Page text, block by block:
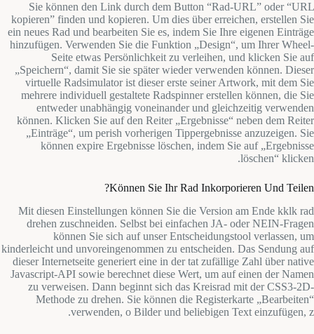
Sie können den Link durch dem Button “Rad-URL” oder “URL
kopieren” finden und kopieren. Um dies über erreichen, erstellen Sie
ein neues Rad und bearbeiten Sie es, indem Sie Ihre eigenen Einträge
hinzufügen. Verwenden Sie die Funktion „Design“, um Ihrer Wheel-
Seite etwas Persönlichkeit zu verleihen, und klicken Sie auf
„Speichern“, damit Sie sie später wieder verwenden können. Dieser
virtuelle Radsimulator ist dieser erste seiner Artwork, mit dem Sie
mehrere individuell gestaltete Radspinner erstellen können, die Sie
entweder unabhängig voneinander und gleichzeitig verwenden
können. Klicken Sie auf den Reiter „Ergebnisse“ neben dem Reiter
„Einträge“, um perish vorherigen Tippergebnisse anzuzeigen. Sie
können expire Ergebnisse löschen, indem Sie auf „Ergebnisse
löschen“ klicken.
Können Sie Ihr Rad Inkorporieren Und Teilen?
Mit diesen Einstellungen können Sie die Version am Ende kklk rad
drehen zuschneiden. Selbst bei einfachen JA- oder NEIN-Fragen
können Sie sich auf unser Entscheidungstool verlassen, um
kinderleicht und unvoreingenommen zu entscheiden. Das Sendung auf
dieser Internetseite generiert eine in der tat zufällige Zahl über native
Javascript-API sowie berechnet diese Wert, um auf einen der Namen
zu verweisen. Dann beginnt sich das Kreisrad mit der CSS3-2D-
Methode zu drehen. Sie können die Registerkarte „Bearbeiten“
verwenden, o Bilder und beliebigen Text einzufügen, z.